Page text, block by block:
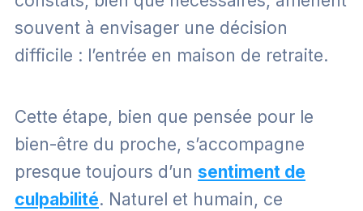
souvent à envisager une décision
difficile : l’entrée en maison de retraite.
Cette étape, bien que pensée pour le
bien-être du proche, s’accompagne
presque toujours d’un sentiment de
culpabilité. Naturel et humain, ce